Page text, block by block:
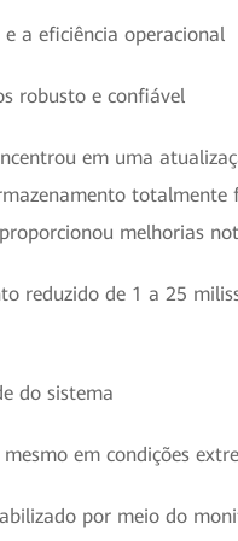
a eficiência operacional
robusto e confiável
em uma
melhorias
reduzido de 1 a 25
do sistema
em condições
por meio do